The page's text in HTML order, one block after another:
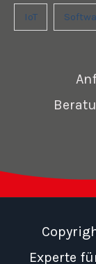
IoT
Experte